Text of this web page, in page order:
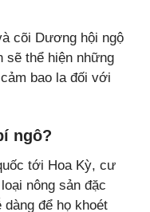
cõi Dương hội ngộ
sẽ thể hiện những
bao la đối với
ngô?
tới Hoa Kỳ, cư
nông sản đặc
để họ khoét